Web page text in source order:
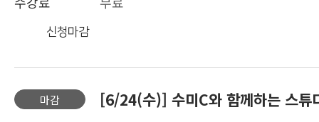
신청마감
마감 [6/24(수)] 수미C와 함께하는 스튜